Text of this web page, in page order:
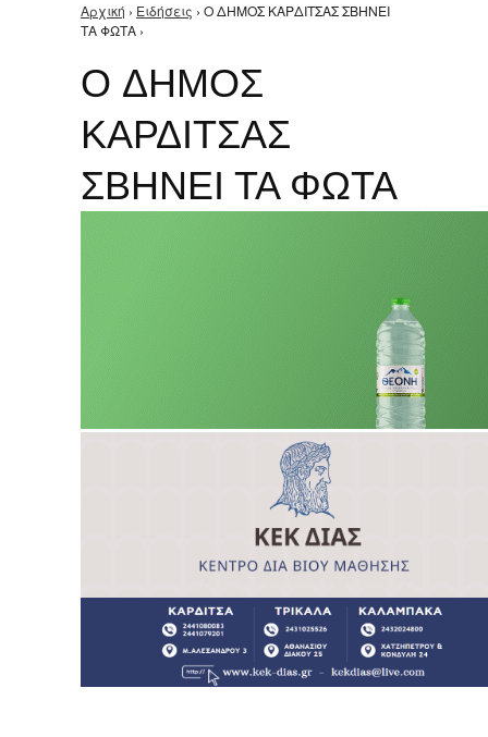
Είστε εδώ
Αρχική › Ειδήσεις › O ΔΗΜΟΣ ΚΑΡΔΙΤΣΑΣ ΣΒΗΝΕΙ
ΤΑ ΦΩΤΑ ›
O ΔΗΜΟΣ
ΚΑΡΔΙΤΣΑΣ
ΣΒΗΝΕΙ ΤΑ ΦΩΤΑ